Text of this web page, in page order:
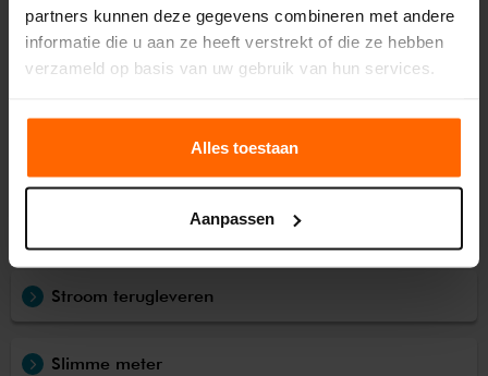
partners kunnen deze gegevens combineren met andere
informatie die u aan ze heeft verstrekt of die ze hebben
verzameld op basis van uw gebruik van hun services.
Alles toestaan
Aanpassen
Energiecontract
Stroom terugleveren
Slimme meter